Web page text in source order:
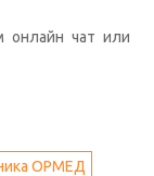
онлайн чат или
ОРМЕД